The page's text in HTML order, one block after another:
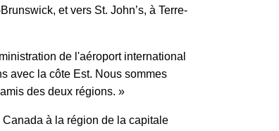
et vers St. John’s, à Terre-
de l'aéroport international
avec la côte Est. Nous sommes
des deux régions. »
à la région de la capitale